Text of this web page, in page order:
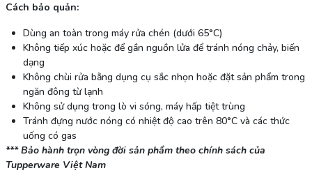
Cách bảo quản:
Dùng an toàn trong máy rửa chén (dưới 65°C)
Không tiếp xúc hoặc để gần nguồn lửa để tránh nóng chảy, biến
dạng
Không chùi rửa bằng dụng cụ sắc nhọn hoặc đặt sản phẩm trong
ngăn đông từ lạnh
Không sử dụng trong lò vi sóng, máy hấp tiệt trùng
Tránh đựng nước nóng có nhiệt độ cao trên 80°C và các thức
uống có gas
*** Bảo hành trọn vòng đời sản phẩm theo chính sách của
Tupperware Việt Nam